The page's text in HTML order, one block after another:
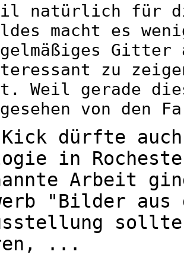
natürlich für
macht es
Gitter
zu
Weil gerade
von den
Kick dürfte
in
Arbeit
"Bilder
...